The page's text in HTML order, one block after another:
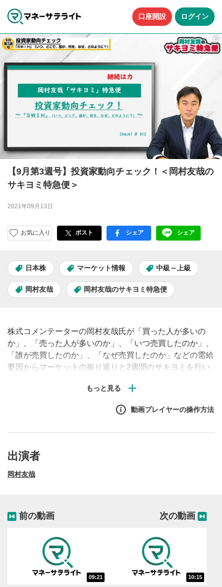
口座開設 ログイン
【9月第3週号】投資家動向チェック！＜岡村友哉の
サキヨミ特急便＞
2021年09月13日
お気に入り ポスト facebook
シェア LINE
シェア
日本株 マーケット情報 中級～上級
岡村友哉 岡村友哉のサキヨミ特急便
株式コメンテーターの岡村友哉氏が「買った人が多いの
か」、「売った人が多いのか」、「いつ売買したのか」、
「誰が売買したのか」、「なぜ売買したのか」などの需給
要因からマーケットの振り返りと2週間のサキヨミを行い
ら2週間のサキヨミです。
動画プレイヤーの操作方法
出演者
岡村友哉
前の動画
09:21
次の動画
10:15